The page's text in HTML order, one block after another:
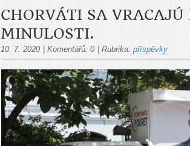
CHORVÁTI SA VRACAJÚ
MINULOSTI.
10. 7. 2020 Komentářů: 0 Rubrika: příspěvky